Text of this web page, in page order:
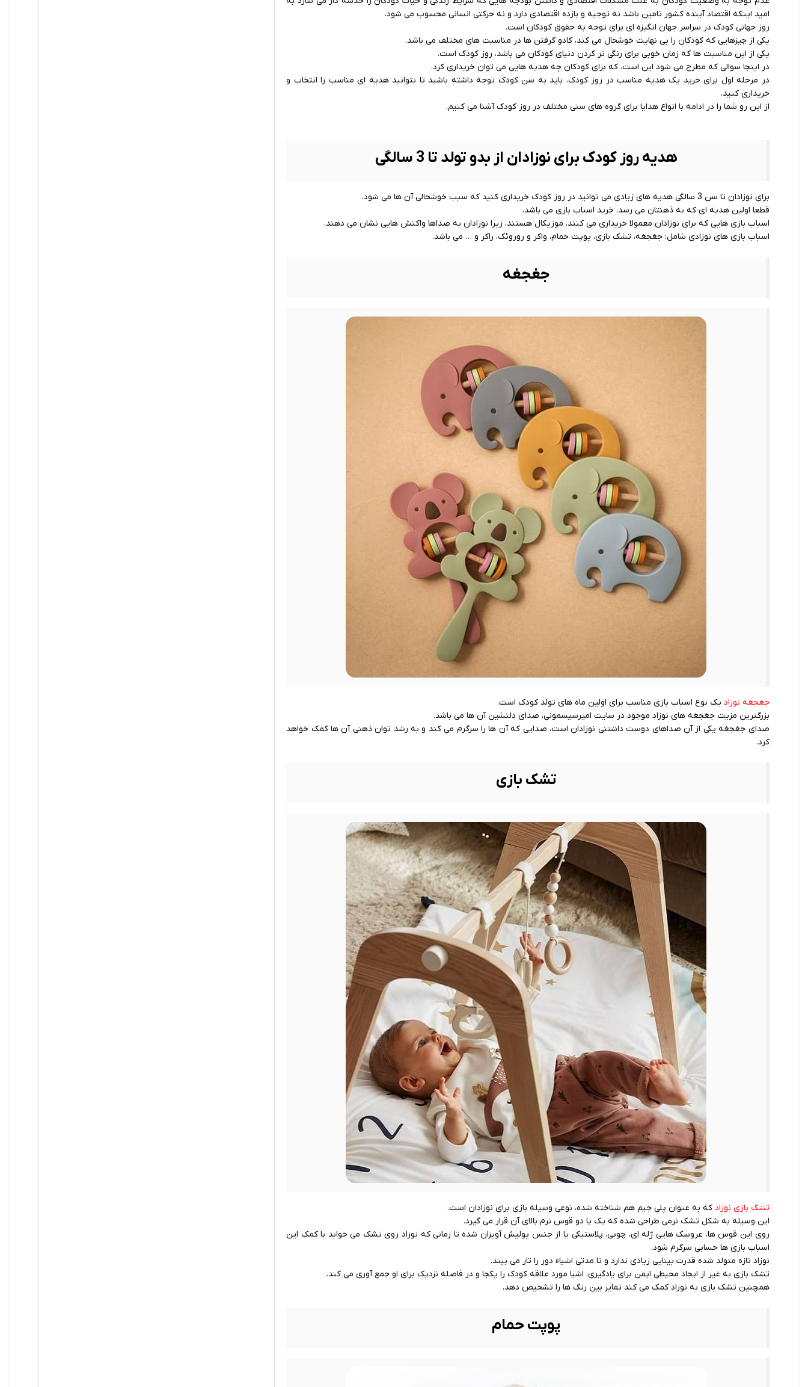
امید اینکه اقتصاد آینده کشور تامین باشد نه توجیه و بازده اقتصادی دارد و نه حرکتی انسانی محسوب می ‌شود.
روز جهانی کودک در سراسر جهان انگیزه ‌ای برای توجه به حقوق کودکان است.
یکی از چیزهایی که کودکان را بی ‌نهایت خوشحال می ‌کند، کادو گرفتن ‌ها در مناسبت ‌های مختلف می باشد.
یکی از این مناسبت‌ ها که زمان خوبی برای رنگی ‌تر کردن دنیای کودکان می باشد، روز کودک است.
در اینجا سوالی که مطرح می شود این است، که برای کودکان چه هدیه هایی می توان خریداری کرد.
در مرحله اول برای خرید یک هدیه مناسب در روز کودک، باید به سن کودک توجه داشته باشید تا بتوانید هدیه ای مناسب را انتخاب و
خریداری کنید.
از این رو شما را در ادامه با انواع هدایا برای گروه های سنی مختلف در روز کودک آشنا می کنیم.
هدیه روز کودک برای نوزادان از بدو تولد تا 3 سالگی
برای نوزادان تا سن 3 سالگی هدیه های زیادی می توانید در روز کودک خریداری کنید که سبب خوشحالی آن ها می شود.
قطعا اولین هدیه ای که به ذهنتان می رسد، خرید اسباب بازی می باشد.
اسباب بازی هایی که برای نوزادان معمولا خریداری می کنند، موزیکال هستند، زیرا نوزادان به صداها واکنش هایی نشان می دهند.
اسباب بازی های نوزادی شامل: جغجغه، تشک بازی، پوپت حمام، واکر و روروئک، راکر و … می باشد.
جغجغه
جغجغه نوزاد یک نوع اسباب بازی مناسب برای اولین ماه‌ های تولد کودک است.
بزرگترین مزیت جغجغه‌ های نوزاد موجود در سایت امیرسیسمونی، صدای دلنشین آن ها می باشد.
صدای جغجغه یکی از آن صداهای دوست داشتنی نوزادان است، صدایی که آن ها را سرگرم می کند و به رشد توان ذهنی آن ها کمک خواهد
کرد.
تشک بازی
تشک بازی نوزاد که به عنوان پلی جیم هم شناخته شده، نوعی وسیله بازی برای نوزادان است.
این وسیله به شکل تشک نرمی طراحی شده که یک یا دو قوس نرم بالای آن قرار می ‌گیرد.
روی این قوس‌ ها، عروسک ‌هایی ژله ‌ای، چوبی، پلاستیکی یا از جنس پولیش آویزان شده تا زمانی که نوزاد روی تشک می ‌خوابد با کمک این
اسباب ‌بازی‌ ها حسابی سرگرم شود.
نوزاد تازه متولد شده قدرت بینایی زیادی ندارد و تا مدتی اشیاء دور را تار می ‌بیند.
تشک بازی به غیر از ایجاد محیطی ایمن برای یادگیری، اشیا مورد علاقه کودک را یکجا و در فاصله نزدیک برای او جمع آوری می ‌کند.
همچنین تشک بازی به نوزاد کمک می ‌کند تمایز بین رنگ ‌ها را تشخیص دهد.
پوپت حمام